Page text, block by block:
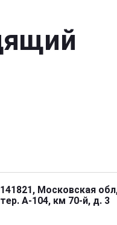
141821, Московская
тер. А-104, км 70-й, д. 3